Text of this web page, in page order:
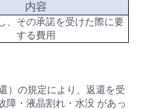
内容
、その承諾を受けた際に要
する費用
）の規定により、返還を受
障・液晶割れ・水没 があっ